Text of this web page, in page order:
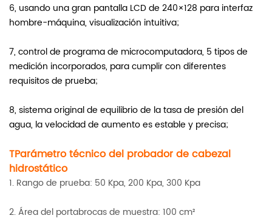
6, usando una gran pantalla LCD de 240×128 para interfaz
hombre-máquina, visualización intuitiva;
7, control de programa de microcomputadora, 5 tipos de
medición incorporados, para cumplir con diferentes
requisitos de prueba;
8, sistema original de equilibrio de la tasa de presión del
agua, la velocidad de aumento es estable y precisa;
TParámetro técnico del probador de cabezal
hidrostático
1. Rango de prueba: 50 Kpa, 200 Kpa, 300 Kpa
2. Área del portabrocas de muestra: 100 cm²